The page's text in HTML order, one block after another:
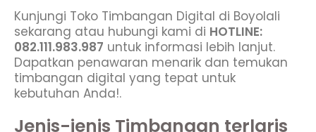
Kunjungi Toko Timbangan Digital di Boyolali
sekarang atau hubungi kami di HOTLINE:
082.111.983.987 untuk informasi lebih lanjut.
Dapatkan penawaran menarik dan temukan
timbangan digital yang tepat untuk
kebutuhan Anda!.
Jenis-jenis Timbangan terlaris